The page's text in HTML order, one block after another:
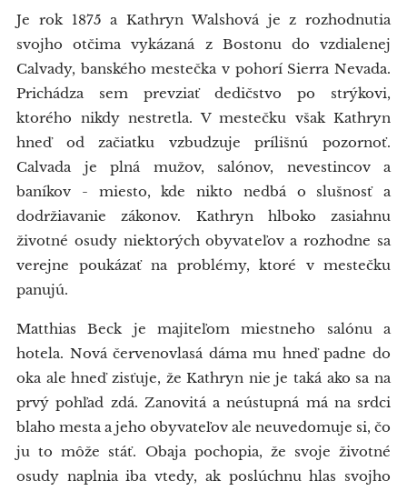
Je rok 1875 a Kathryn Walshová je z rozhodnutia
svojho otčima vykázaná z Bostonu do vzdialenej
Calvady, banského mestečka v pohorí Sierra Nevada.
Prichádza sem prevziať dedičstvo po strýkovi,
ktorého nikdy nestretla. V mestečku však Kathryn
hneď od začiatku vzbudzuje prílišnú pozornoť.
Calvada je plná mužov, salónov, nevestincov a
baníkov - miesto, kde nikto nedbá o slušnosť a
dodržiavanie zákonov. Kathryn hlboko zasiahnu
životné osudy niektorých obyvateľov a rozhodne sa
verejne poukázať na problémy, ktoré v mestečku
panujú.
Matthias Beck je majiteľom miestneho salónu a
hotela. Nová červenovlasá dáma mu hneď padne do
oka ale hneď zisťuje, že Kathryn nie je taká ako sa na
prvý pohľad zdá. Zanovitá a neústupná má na srdci
blaho mesta a jeho obyvateľov ale neuvedomuje si, čo
ju to môže stáť. Obaja pochopia, že svoje životné
osudy naplnia iba vtedy, ak poslúchnu hlas svojho